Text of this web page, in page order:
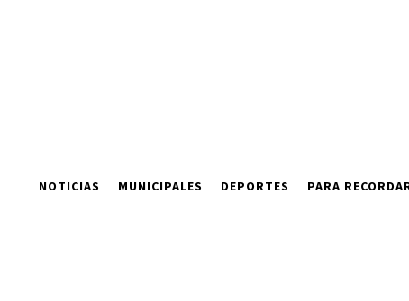
NOTICIAS MUNICIPALES DEPORTES PARA